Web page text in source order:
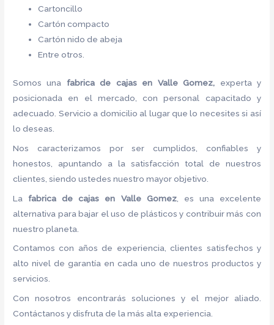
Cartoncillo
Cartón compacto
Cartón nido de abeja
Entre otros.
Somos una fabrica de cajas en Valle Gomez, experta y
posicionada en el mercado, con personal capacitado y
adecuado. Servicio a domicilio al lugar que lo necesites si así
lo deseas.
Nos caracterizamos por ser cumplidos, confiables y
honestos, apuntando a la satisfacción total de nuestros
clientes, siendo ustedes nuestro mayor objetivo.
Lafabrica de cajas en Valle Gomez, es una excelente
alternativa para bajar el uso de plásticos y contribuir más con
nuestro planeta.
Contamos con años de experiencia, clientes satisfechos y
alto nivel de garantía en cada uno de nuestros productos y
servicios.
Con nosotros encontrarás soluciones y el mejor aliado.
Contáctanos y disfruta de la más alta experiencia.